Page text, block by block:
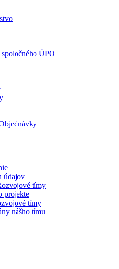
ÚPO
údajov
tímy
projekte
tímy
nášho tímu